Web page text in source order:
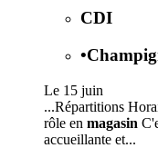
CDI
•
Le 15 juin
...Répartitions
rôle en magasin
accueillante et...